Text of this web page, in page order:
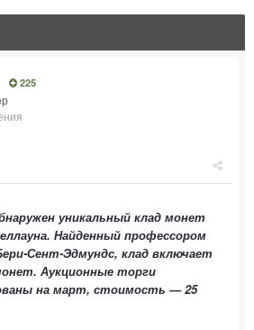
225
уникальный клад монет
Найденный профессором
Сент-Эдмундс, клад включает
Аукционные торги
на март, стоимость — 25